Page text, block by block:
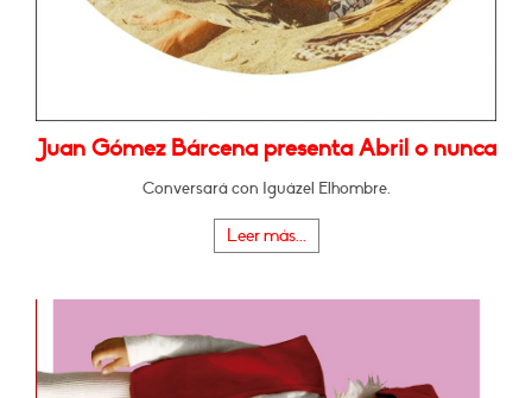
Juan Gómez Bárcena presenta Abril o nunca
Conversará con Iguázel Elhombre.
Leer más...